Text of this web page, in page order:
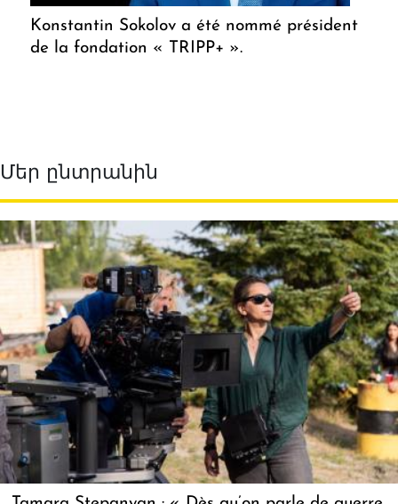
Konstantin Sokolov a été nommé président
de la fondation « TRIPP+ ».
Մեր ընտրանին